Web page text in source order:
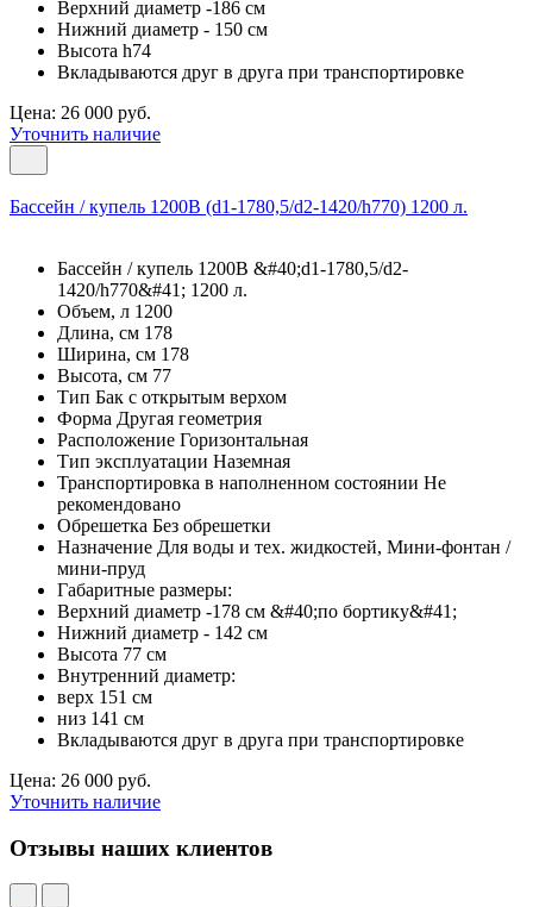
Верхний диаметр -186 см
Нижний диаметр - 150 см
Высота h74
Вкладываются друг в друга при транспортировке
Цена: 26 000 руб.
Уточнить наличие
Бассейн / купель 1200В (d1-1780,5/d2-1420/h770) 1200 л.
Бассейн / купель 1200В &#40;d1-1780,5/d2-
1420/h770&#41; 1200 л.
Объем, л 1200
Длина, см 178
Ширина, см 178
Высота, см 77
Тип Бак с открытым верхом
Форма Другая геометрия
Расположение Горизонтальная
Тип эксплуатации Наземная
Транспортировка в наполненном состоянии Не
рекомендовано
Обрешетка Без обрешетки
Назначение Для воды и тех. жидкостей, Мини-фонтан /
мини-пруд
Габаритные размеры:
Верхний диаметр -178 см &#40;по бортику&#41;
Нижний диаметр - 142 см
Высота 77 см
Внутренний диаметр:
верх 151 см
низ 141 см
Вкладываются друг в друга при транспортировке
Цена: 26 000 руб.
Уточнить наличие
Отзывы наших клиентов